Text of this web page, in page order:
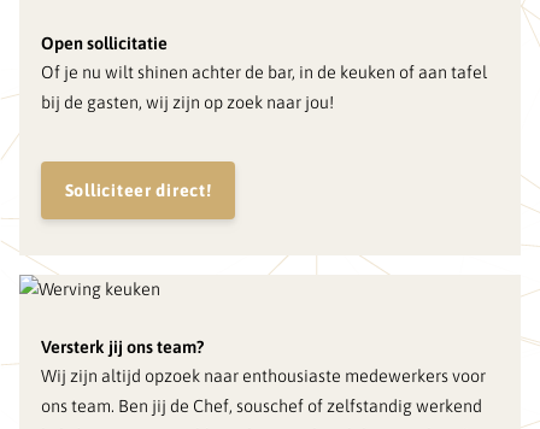
Open sollicitatie
Of je nu wilt shinen achter de bar, in de keuken of aan tafel
bij de gasten, wij zijn op zoek naar jou!
Solliciteer direct!
Versterk jij ons team?
Wij zijn altijd opzoek naar enthousiaste medewerkers voor
ons team. Ben jij de Chef, souschef of zelfstandig werkend